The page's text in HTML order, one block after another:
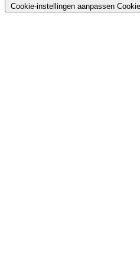
Cookie-instellingen aanpassen